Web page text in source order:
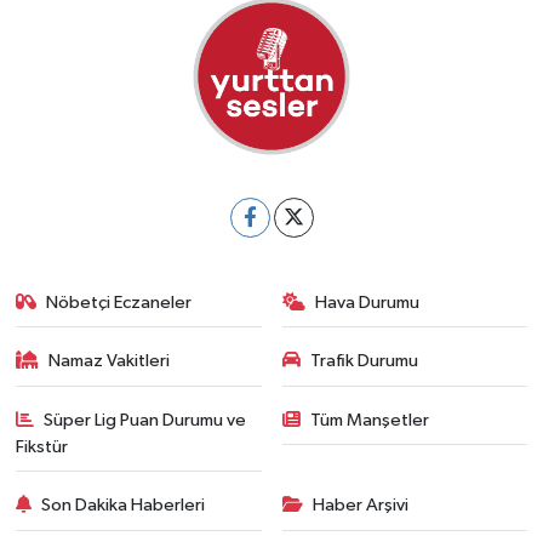
Nöbetçi Eczaneler Hava Durumu
Namaz Vakitleri Trafik Durumu
Süper Lig Puan Durumu ve
Fikstür
Tüm Manşetler
Son Dakika Haberleri Haber Arşivi